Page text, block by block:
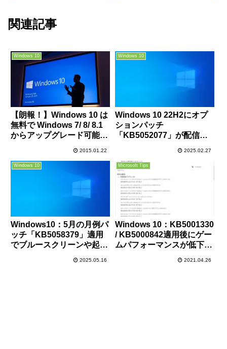
関連記事
Windows 10
【朗報！】Windows 10 は
無料で Windows 7/ 8/ 8.1
からアップグレード可能
2015.01.22
Windows 10
Windows 10 22H2にオプ
ションパッチ
「KB5052077」が配信開
ウマネージャーの応答不具
合やSSH接続ができなくな
る不具合の修正など。必要
に応じてインストールを
2025.02.27
Windows 10
Windows10：5月の月例パ
ッチ「KB5058379」適用
でブルースクリーンや起動
する不具合が一部PCで発
2025.05.16
Microsoft Tips
Windows 10：KB5001330
/ KB5000842適用後にゲー
ムパフォーマンスが低下す
2021.04.26